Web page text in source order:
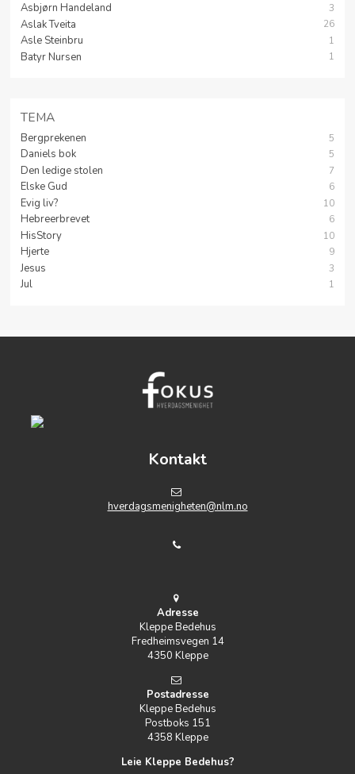
Asbjørn Handeland 3
Aslak Tveita 26
Asle Steinbru 1
Batyr Nursen 1
TEMA
Bergprekenen 5
Daniels bok 5
Den ledige stolen 7
Elske Gud 6
Evig liv? 10
Hebreerbrevet 6
HisStory 10
Hjerte 9
Jesus 3
Jul 1
Kontakt
hverdagsmenigheten@nlm.no
Adresse
Kleppe Bedehus
Fredheimsvegen 14
4350 Kleppe
Postadresse
Kleppe Bedehus
Postboks 151
4358 Kleppe
Leie Kleppe Bedehus?